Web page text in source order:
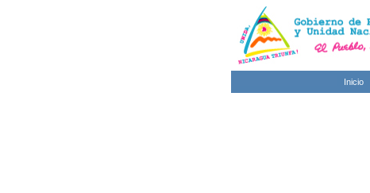
Inicio